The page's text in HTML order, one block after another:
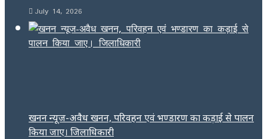
July 14, 2026
खनन न्यूज-अवैध खनन, परिवहन एवं भण्डारण का कड़ाई से पालन
किया जाए। जिलाधिकारी